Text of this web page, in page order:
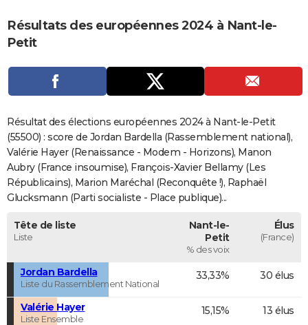
CARTE DE VOEUX
Carte de Noël
Carte Bonne année
Carte Saint-Valentin
Carte Pâques
Carte d'anniversaire
Dictionnaire
Biographies
Expressions
Proverbes
PROGRAMME TV
S'inscrire
Se connecter
Lycées
Collèges
Primaires
Universités
Entreprises
Service militaire
Avis de recherche
AVIS DE DÉCÈS
FORUM
Bricolage
Lifestyle
Culture
SportAuto
Television
Voyage
Cinema
Résultats des européennes 2024 à Nant-le-
Petit
Résultat des élections européennes 2024 à Nant-le-Petit
(55500) : score de Jordan Bardella (Rassemblement national),
Valérie Hayer (Renaissance - Modem - Horizons), Manon
Aubry (France insoumise), François-Xavier Bellamy (Les
Républicains), Marion Maréchal (Reconquête !), Raphaël
Glucksmann (Parti socialiste - Place publique)...
Tête de liste
Liste
Nant-le-
Petit
% des voix
Élus
(France)
Jordan Bardella
Liste du Rassemblement National
33,33% 30 élus
Valérie Hayer
Liste Ensemble
15,15% 13 élus